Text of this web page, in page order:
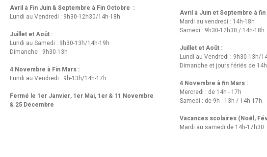
Avril à Fin Juin & Septembre à Fin Octobre :
Lundi au Vendredi : 9h30-12h30/14h-18h
Juillet et Août :
Lundi au Samedi : 9h30-13h/14h-19h
Dimanche : 9h30-13h
4 Novembre à Fin Mars :
Lundi au Vendredi : 9h-13h/14h-17h
Fermé le 1er Janvier, 1er Mai, 1er & 11 Novembre
& 25 Décembre
Avril à Juin et Septembre à
Mardi au vendredi : 14h-18h
Samedi : 9h30-12h30 / 14h-18h
Juillet et Août :
Lundi au Vendredi : 9h30-13h/
Dimanche et jours fériés de
4 Novembre à fin Mars :
Mercredi : de 14h - 17h
Samedi : de 9h - 13h / 14h-17h
Vacances scolaires (Noël,
Mardi au samedi de 14h-17h30